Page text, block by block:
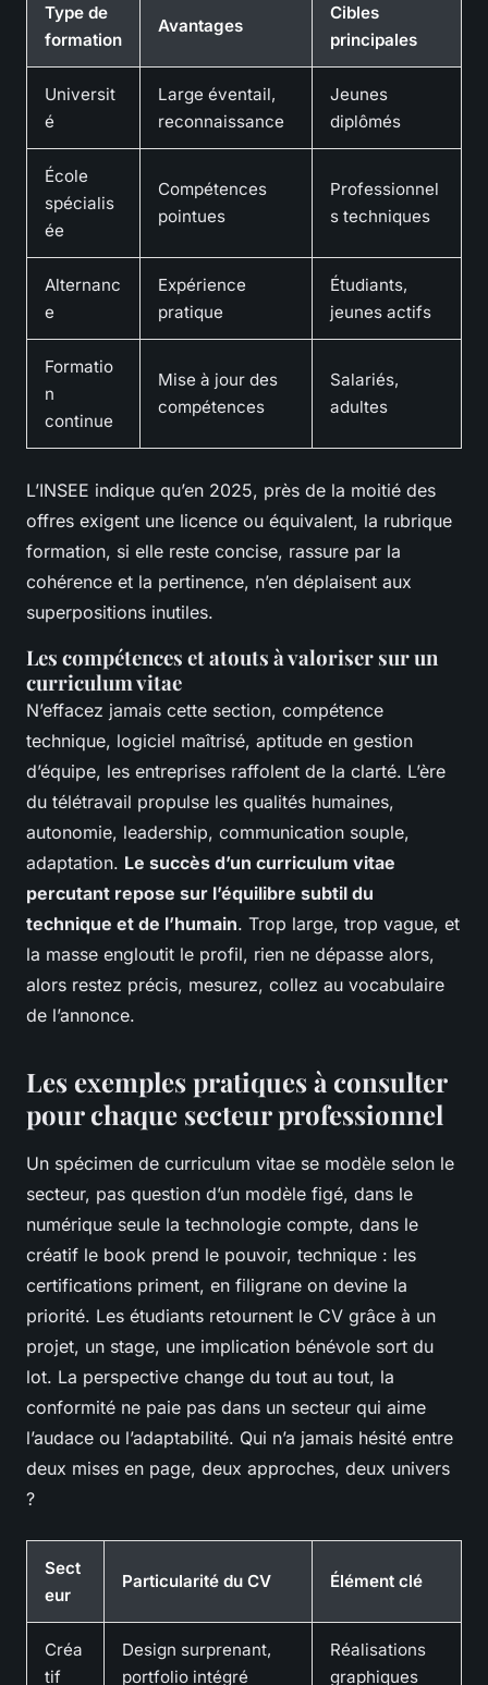
Type de
formation
Avantages
Cibles
principales
Universit
é
Large éventail,
reconnaissance
Jeunes
diplômés
École
spécialis
ée
Compétences
pointues
Professionnel
s techniques
Alternanc
e
Expérience
pratique
Étudiants,
jeunes actifs
Formatio
n
continue
Mise à jour des
compétences
Salariés,
adultes
L’INSEE indique qu’en 2025, près de la moitié des
offres exigent une licence ou équivalent, la rubrique
formation, si elle reste concise, rassure par la
cohérence et la pertinence, n’en déplaisent aux
superpositions inutiles.
Les compétences et atouts à valoriser sur un
curriculum vitae
N’effacez jamais cette section, compétence
technique, logiciel maîtrisé, aptitude en gestion
d’équipe, les entreprises raffolent de la clarté. L’ère
du télétravail propulse les qualités humaines,
autonomie, leadership, communication souple,
adaptation. Le succès d’un curriculum vitae
percutant repose sur l’équilibre subtil du
technique et de l’humain. Trop large, trop vague, et
la masse engloutit le profil, rien ne dépasse alors,
alors restez précis, mesurez, collez au vocabulaire
de l’annonce.
Les exemples pratiques à consulter
pour chaque secteur professionnel
Un spécimen de curriculum vitae se modèle selon le
secteur, pas question d’un modèle figé, dans le
numérique seule la technologie compte, dans le
créatif le book prend le pouvoir, technique : les
certifications priment, en filigrane on devine la
priorité. Les étudiants retournent le CV grâce à un
projet, un stage, une implication bénévole sort du
lot. La perspective change du tout au tout, la
conformité ne paie pas dans un secteur qui aime
l’audace ou l’adaptabilité. Qui n’a jamais hésité entre
deux mises en page, deux approches, deux univers
?
Sect
eur
Particularité du CV Élément clé
Créa
tif
Design surprenant,
portfolio intégré
Réalisations
graphiques